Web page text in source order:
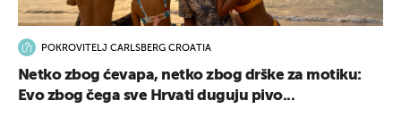
POKROVITELJ CARLSBERG CROATIA
Netko zbog ćevapa, netko zbog drške za motiku:
Evo zbog čega sve Hrvati duguju pivo...